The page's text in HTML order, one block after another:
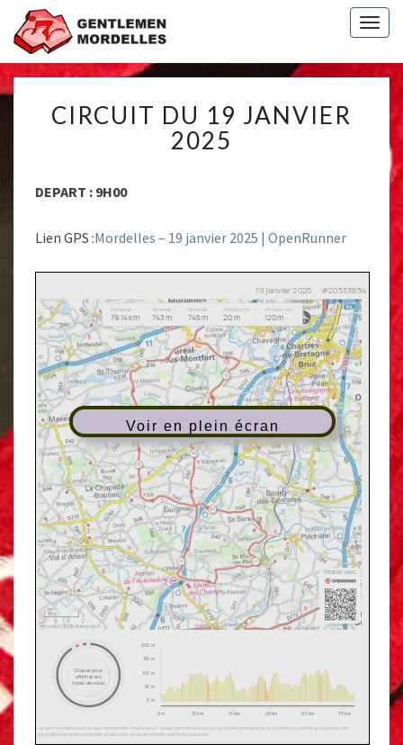
DU
19
JANVIER
CIRCUIT DU 19 JANVIER
2025
DEPART : 9H00
Lien GPS :Mordelles – 19 janvier 2025 | OpenRunner
Voir en plein écran